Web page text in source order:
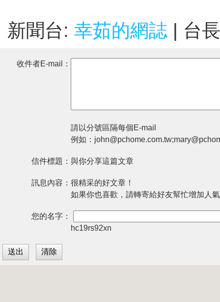
新聞台: 幸茹的網誌 | 台
收件者E-mail：
請以分號區隔每個E-mail
例如：
信件標題： 與你分享這篇文章
訊息內容： 很精采的好文章！
如果你也喜歡，請轉寄給好友幫忙增加人
您的名字：
hc19rs92xn